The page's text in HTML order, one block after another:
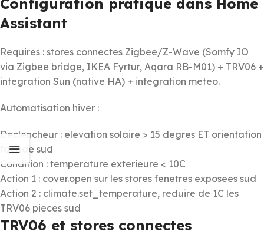
Assistant
Requires : stores connectes Zigbee/Z-Wave (Somfy IO
via Zigbee bridge, IKEA Fyrtur, Aqara RB-M01) + TRV06 +
integration Sun (native HA) + integration meteo.
Automatisation hiver :
Declencheur : elevation solaire > 15 degres ET orientation
facade sud
Condition : temperature exterieure < 10C
Action 1 : cover.open sur les stores fenetres exposees sud
Action 2 : climate.set_temperature, reduire de 1C les
TRV06 pieces sud
TRV06 et stores connectes